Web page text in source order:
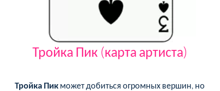
Тройка Пик (карта артиста)
Тройка Пикможет добиться огромных вершин, но